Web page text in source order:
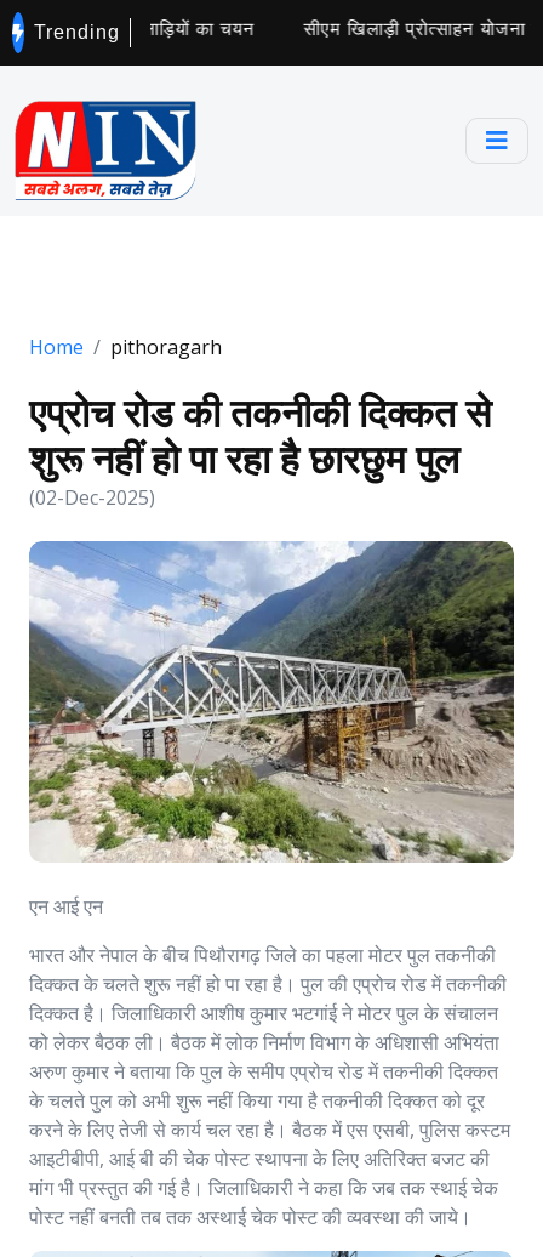
Trending
के लिए 5 खिलाड़ियों का चयन सीएम खिलाड़ी प्रोत्साहन योजना
Home pithoragarh
एप्रोच रोड की तकनीकी दिक्कत से
शुरू नहीं हो पा रहा है छारछुम पुल
(02-Dec-2025)
एन आई एन
भारत और नेपाल के बीच पिथौरागढ़ जिले का पहला मोटर पुल तकनीकी
दिक्कत के चलते शुरू नहीं हो पा रहा है। पुल की एप्रोच रोड में तकनीकी
दिक्कत है। जिलाधिकारी आशीष कुमार भटगांई ने मोटर पुल के संचालन
को लेकर बैठक ली। बैठक में लोक निर्माण विभाग के अधिशासी अभियंता
अरुण कुमार ने बताया कि पुल के समीप एप्रोच रोड में तकनीकी दिक्कत
के चलते पुल को अभी शुरू नहीं किया गया है तकनीकी दिक्कत को दूर
करने के लिए तेजी से कार्य चल रहा है। बैठक में एस एसबी, पुलिस कस्टम
आइटीबीपी, आई बी की चेक पोस्ट स्थापना के लिए अतिरिक्त बजट की
मांग भी प्रस्तुत की गई है। जिलाधिकारी ने कहा कि जब तक स्थाई चेक
पोस्ट नहीं बनती तब तक अस्थाई चेक पोस्ट की व्यवस्था की जाये।